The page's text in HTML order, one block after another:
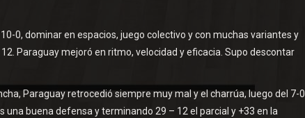
0, dominar en espacios, juego colectivo y con muchas variantes y
Paraguay mejoró en ritmo, velocidad y eficacia. Supo descontar
Paraguay retrocedió siempre muy mal y el charrúa, luego del 7-0
buena defensa y terminando 29 – 12 el parcial y +33 en la